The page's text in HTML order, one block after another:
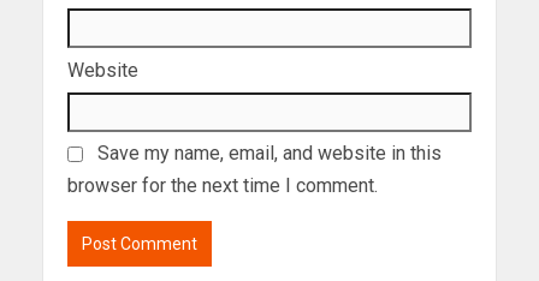
Website
Save my name, email, and website in this
browser for the next time I comment.